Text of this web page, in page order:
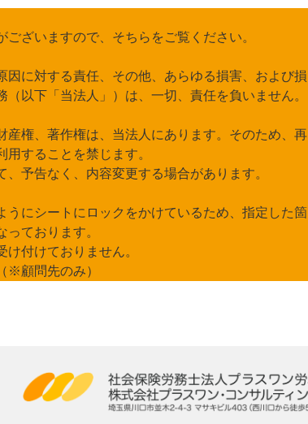
ざいますので、そちらをご覧ください。
因に対する責任、その他、あらゆる損害、および損
以下「当法人」）は、一切、責任を負いません。
産権、著作権は、当法人にあります。そのため、再
することを禁じます。
予告なく、内容変更する場合があります。
うにシートにロックをかけているため、指定した箇
ております。
け付けておりません。
※顧問先のみ）